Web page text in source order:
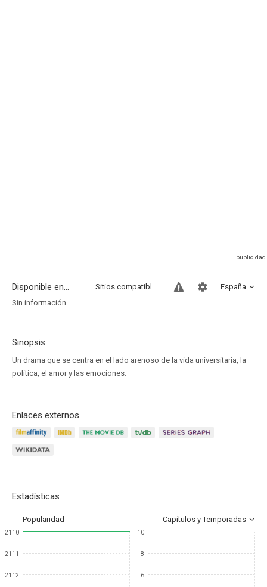
Disponible en... España
Sitios compatibles
Sin información
Sinopsis
Un drama que se centra en el lado arenoso de la vida universitaria, la
política, el amor y las emociones.
Enlaces externos
Estadísticas
Popularidad Capítulos y Temporadas
2110
2111
2112
10
8
6